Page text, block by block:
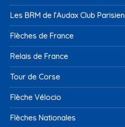
Les BRM de l’Audax Club Parisien
Flèches de France
Relais de France
Tour de Corse
Flèche Vélocio
Flèches Nationales